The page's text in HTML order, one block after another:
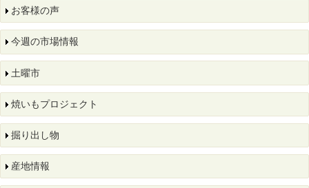
お客様の声
今週の市場情報
土曜市
焼いもプロジェクト
掘り出し物
産地情報